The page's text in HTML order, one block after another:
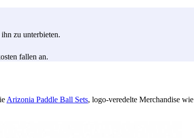
zu unterbieten.
fallen an.
Arizonia Paddle Ball Sets, logo-veredelte Merchandise wie